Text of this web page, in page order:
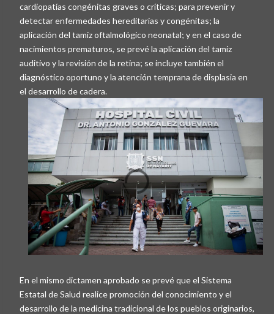
cardiopatías congénitas graves o críticas; para prevenir y
detectar enfermedades hereditarias y congénitas; la
aplicación del tamiz oftalmológico neonatal; y en el caso de
nacimientos prematuros, se prevé la aplicación del tamiz
auditivo y la revisión de la retina; se incluye también el
diagnóstico oportuno y la atención temprana de displasia en
el desarrollo de cadera.
En el mismo dictamen aprobado se prevé que el Sistema
Estatal de Salud realice promoción del conocimiento y el
desarrollo de la medicina tradicional de los pueblos originarios,